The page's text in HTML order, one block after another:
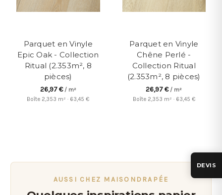
Parquet en Vinyle
Epic Oak - Collection
Ritual (2.353m², 8
pièces)
26,97 € / m²
Boîte 2,353 m² · 63,45 €
Parquet en Vinyle
Chêne Perlé -
Collection Ritual
(2.353m², 8 pièces)
26,97 € / m²
Boîte 2,353 m² · 63,45 €
AUSSI CHEZ MAISONDRAPÉE
DEVIS